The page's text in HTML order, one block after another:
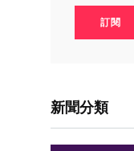
訂閱
新聞分類